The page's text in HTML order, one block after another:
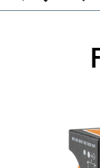
Bildergalerie